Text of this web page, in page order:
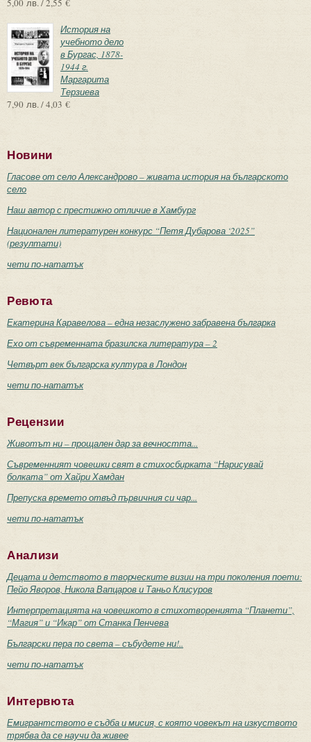
5,00 лв. / 2,55 €
История на
учебното дело
в Бургас, 1878-
1944 г.
Маргарита
Терзиева
7,90 лв. / 4,03 €
Новини
Гласове от село Александрово – живата история на българското
село
Наш автор с престижно отличие в Хамбург
Национален литературен конкурс “Петя Дубарова ‘2025”
(резултати)
чети по-нататък
Ревюта
Екатерина Каравелова – една незаслужено забравена българка
Ехо от съвременната бразилска литература – 2
Четвърт век българска култура в Лондон
чети по-нататък
Рецензии
Животът ни – прощален дар за вечността...
Съвременният човешки свят в стихосбирката “Нарисувай
болката” от Хайри Хамдан
Препуска времето отвъд първичния си чар...
чети по-нататък
Анализи
Децата и детството в творческите визии на три поколения поети:
Пейо Яворов, Никола Вапцаров и Таньо Клисуров
Интерпретацията на човешкото в стихотворенията “Планети”,
“Магия” и “Икар” от Станка Пенчева
Български пера по света – събудете ни!..
чети по-нататък
Интервюта
Емигрантството е съдба и мисия, с която човекът на изкуството
трябва да се научи да живее